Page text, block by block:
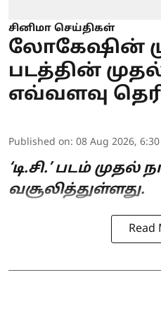
சினிமா செய்திகள்
லோகேஷின்
படத்தின்
எவ்வளவு
Published on: 08 Aug 2026,
‘டி.சி.’ படம் முதல்
வசூலித்துள்ளது.
Read